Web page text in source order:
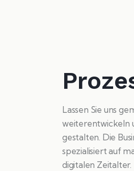
Lassen Sie uns
weiterentwickeln
gestalten. Die
spezialisiert auf
digitalen Zeitalter.